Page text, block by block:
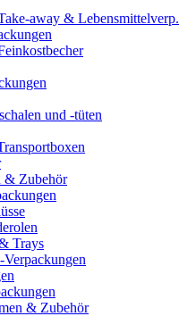
away & Lebensmittelverp.
und -tüten
& Zubehör
Trays
& Zubehör